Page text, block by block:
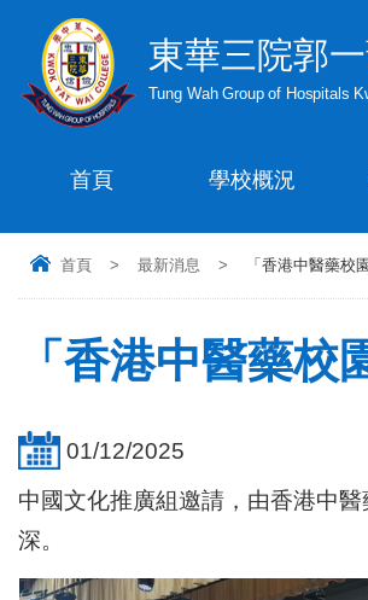
東華三院郭
Tung Wah Group of Hospitals
首頁 學校概況
首頁 > 最新消息 > 「香港中醫藥校
「香港中醫藥校
01/12/2025
中國文化推廣組邀請，由香港中
深。